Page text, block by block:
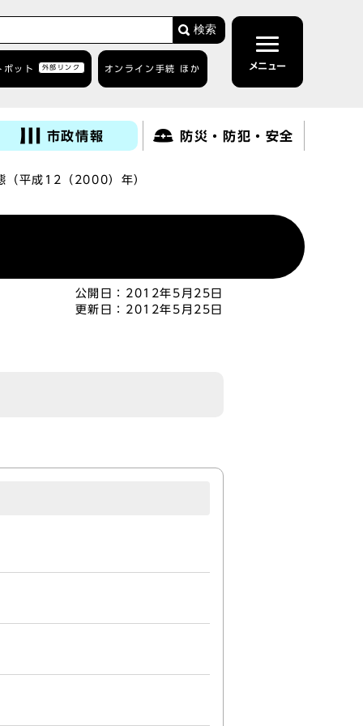
検索
ボット 外部リンク オンライン手続 ほか メニュー
市政情報 防災・防犯・安全
（平成12（2000）年）
公開日： 2012年5月25日
更新日： 2012年5月25日